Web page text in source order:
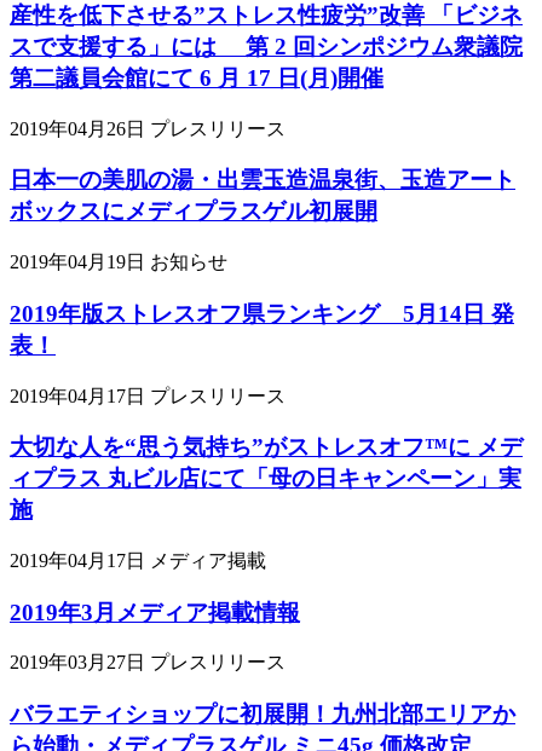
産性を低下させる”ストレス性疲労”改善 「ビジネ
スで支援する」には 第 2 回シンポジウム衆議院
第二議員会館にて 6 月 17 日(月)開催
2019年04月26日 プレスリリース
日本一の美肌の湯・出雲玉造温泉街、玉造アート
ボックスにメディプラスゲル初展開
2019年04月19日 お知らせ
2019年版ストレスオフ県ランキング 5月14日 発
表！
2019年04月17日 プレスリリース
大切な人を“思う気持ち”がストレスオフ™に メデ
ィプラス 丸ビル店にて「母の日キャンペーン」実
施
2019年04月17日 メディア掲載
2019年3月メディア掲載情報
2019年03月27日 プレスリリース
バラエティショップに初展開！九州北部エリアか
ら始動・メディプラスゲル ミニ45g 価格改定